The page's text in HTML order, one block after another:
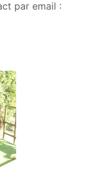
par email :